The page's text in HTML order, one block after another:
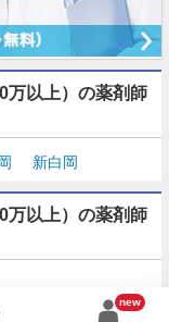
万以上）の薬剤師
新白岡
万以上）の薬剤師
ト new